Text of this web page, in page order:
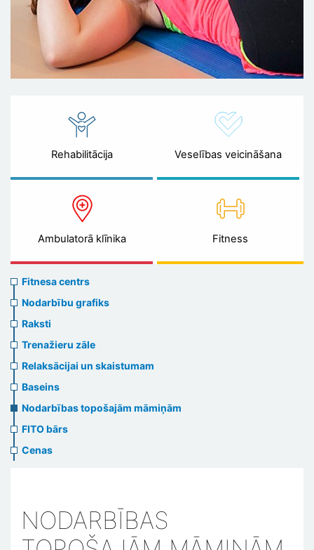
Rehabilitācija Veselības veicināšana
Ambulatorā klīnika Fitness
Sports
menu
Fitnesa centrs
Nodarbību grafiks
Raksti
Trenažieru zāle
Relaksācijai un skaistumam
Baseins
Nodarbības topošajām māmiņām
FITO bārs
Cenas
NODARBĪBAS